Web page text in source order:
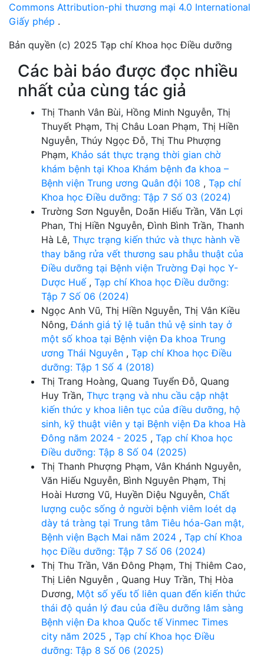
Commons Attribution-phi thương mại 4.0 International
Giấy phép .
Bản quyền (c) 2025 Tạp chí Khoa học Điều dưỡng
Các bài báo được đọc nhiều
nhất của cùng tác giả
Thị Thanh Vân Bùi, Hồng Minh Nguyễn, Thị
Thuyết Phạm, Thị Châu Loan Phạm, Thị Hiền
Nguyễn, Thúy Ngọc Đỗ, Thị Thu Phượng
Phạm, Khảo sát thực trạng thời gian chờ
khám bệnh tại Khoa Khám bệnh đa khoa –
Bệnh viện Trung ương Quân đội 108 , Tạp chí
Khoa học Điều dưỡng: Tập 7 Số 03 (2024)
Trường Sơn Nguyễn, Doãn Hiếu Trần, Văn Lợi
Phan, Thị Hiền Nguyễn, Đình Bình Trần, Thanh
Hà Lê, Thực trạng kiến thức và thực hành về
thay băng rửa vết thương sau phẫu thuật của
Điều dưỡng tại Bệnh viện Trường Đại học Y-
Dược Huế , Tạp chí Khoa học Điều dưỡng:
Tập 7 Số 06 (2024)
Ngọc Anh Vũ, Thị Hiền Nguyễn, Thị Vân Kiều
Nông,Đánh giá tỷ lệ tuân thủ vệ sinh tay ở
một số khoa tại Bệnh viện Đa khoa Trung
ương Thái Nguyên , Tạp chí Khoa học Điều
dưỡng: Tập 1 Số 4 (2018)
Thị Trang Hoàng, Quang Tuyển Đỗ, Quang
Huy Trần, Thực trạng và nhu cầu cập nhật
kiến thức y khoa liên tục của điều dưỡng, hộ
sinh, kỹ thuật viên y tại Bệnh viện Đa khoa Hà
Đông năm 2024 - 2025 , Tạp chí Khoa học
Điều dưỡng: Tập 8 Số 04 (2025)
Thị Thanh Phượng Phạm, Vân Khánh Nguyễn,
Văn Hiếu Nguyễn, Bình Nguyên Phạm, Thị
Hoài Hương Vũ, Huyền Diệu Nguyễn, Chất
lượng cuộc sống ở người bệnh viêm loét dạ
dày tá tràng tại Trung tâm Tiêu hóa-Gan mật,
Bệnh viện Bạch Mai năm 2024 , Tạp chí Khoa
học Điều dưỡng: Tập 7 Số 06 (2024)
Thị Thu Trần, Văn Đông Phạm, Thị Thiêm Cao,
Thị Liên Nguyễn , Quang Huy Trần, Thị Hòa
Dương, Một số yếu tố liên quan đến kiến thức
thái độ quản lý đau của điều dưỡng lâm sàng
Bệnh viện Đa khoa Quốc tế Vinmec Times
city năm 2025 , Tạp chí Khoa học Điều
dưỡng: Tập 8 Số 06 (2025)